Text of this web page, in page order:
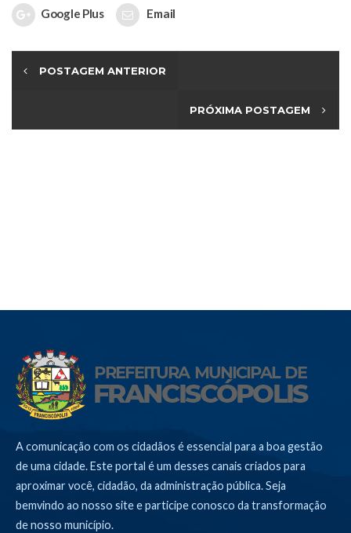
Google Plus Email
POSTAGEM ANTERIOR
PRÓXIMA POSTAGEM
A comunicação com os cidadãos é essencial para a boa gestão
de uma cidade. Este portal é um desses canais criados para
aproximar você, cidadão, da administração pública. Seja
bemvindo ao nosso site e participe conosco da transformação
de nosso município.